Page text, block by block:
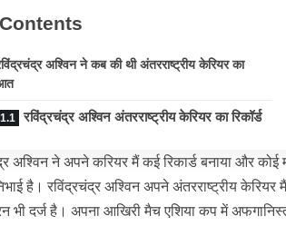
Contents
अश्विन ने कब की थी अंतरराष्ट्रीय केरियर का
रविंद्रचंद्र अश्विन अंतरराष्ट्रीय केरियर का रिकॉर्ड
अश्विन ने अपने करियर मैं कई रिकार्ड बनाया और
है। रविंद्रचंद्र अश्विन अपने अंतरराष्ट्रीय
भी दर्ज है। अपना आखिरी मैच एशिया कप में